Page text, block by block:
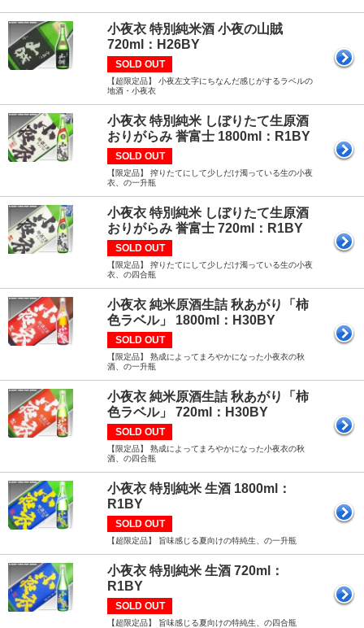
小夜衣 特別純米酒 小夜の山賊
720ml：H26BY
SOLD OUT
【超限定品】 小夜左文字にちなんだ感じがするラベルの
地酒・小夜衣
小夜衣 特別純米 しぼりたて生原酒
おりがらみ 誉富士 1800ml：R1BY
SOLD OUT
【限定品】 搾りたてにして少しだけ濁っている生の小夜
衣、の一升瓶
小夜衣 特別純米 しぼりたて生原酒
おりがらみ 誉富士 720ml：R1BY
SOLD OUT
【限定品】 搾りたてにして少しだけ濁っている生の小夜
衣、の四合瓶
小夜衣 純米原酒生詰 秋あがり「柿
色ラベル」 1800ml：H30BY
SOLD OUT
【限定品】 熟成によってまろやかになった小夜衣の秋
酒、の一升瓶
小夜衣 純米原酒生詰 秋あがり「柿
色ラベル」 720ml：H30BY
SOLD OUT
【限定品】 熟成によってまろやかになった小夜衣の秋
酒、の四合瓶
小夜衣 特別純米 生酒 1800ml：
R1BY
SOLD OUT
【超限定品】 旨味感じる夏向けの特純生、の一升瓶
小夜衣 特別純米 生酒 720ml：
R1BY
SOLD OUT
【超限定品】 旨味感じる夏向けの特純生、の四合瓶